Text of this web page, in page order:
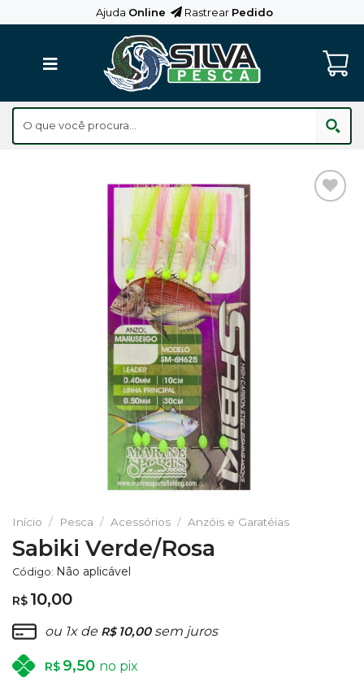
Ajuda Online Rastrear Pedido
Início / Pesca / Acessórios / Anzóis e Garatéias
Sabiki Verde/Rosa
Código: Não aplicável
R$ 10,00
ou 1x de R$ 10,00sem juros
R$ 9,50 no pix